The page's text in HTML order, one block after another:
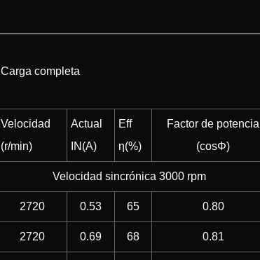
Carga completa
Velocidad
(r/min)
Actual
IN(A)
Eff
η(%)
Factor de potencia
(cosΦ)
Velocidad sincrónica 3000 rpm
2720 0.53 65 0.80
2720 0.69 68 0.81